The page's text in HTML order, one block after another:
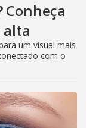
Conheça
alta
um visual mais
com o